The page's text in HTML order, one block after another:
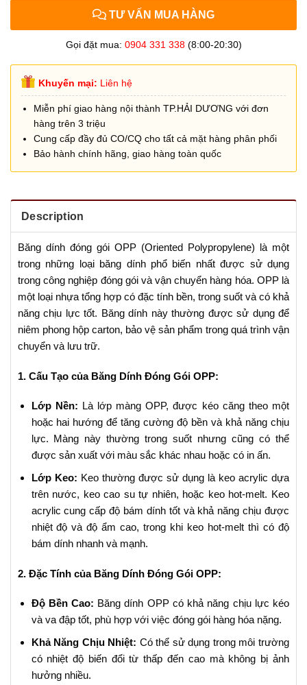
TƯ VẤN MUA HÀNG
Gọi đặt mua: 0904 331 338(8:00-20:30)
Khuyến mại: Liên hệ
Miễn phí giao hàng nội thành TP.HẢI DƯƠNG với đơn
hàng trên 3 triệu
Cung cấp đầy đủ CO/CQ cho tất cả mặt hàng phân phối
Bảo hành chính hãng, giao hàng toàn quốc
Description
Băng dính đóng gói OPP (Oriented Polypropylene) là một
trong những loại băng dính phổ biến nhất được sử dụng
trong công nghiệp đóng gói và vận chuyển hàng hóa. OPP là
một loại nhựa tổng hợp có đặc tính bền, trong suốt và có khả
năng chịu lực tốt. Băng dính này thường được sử dụng để
niêm phong hộp carton, bảo vệ sản phẩm trong quá trình vận
chuyển và lưu trữ.
1. Cấu Tạo của Băng Dính Đóng Gói OPP:
Lớp Nền: Là lớp màng OPP, được kéo căng theo một
hoặc hai hướng để tăng cường độ bền và khả năng chịu
lực. Màng này thường trong suốt nhưng cũng có thể
được sản xuất với màu sắc khác nhau hoặc có in ấn.
Lớp Keo: Keo thường được sử dụng là keo acrylic dựa
trên nước, keo cao su tự nhiên, hoặc keo hot-melt. Keo
acrylic cung cấp độ bám dính tốt và khả năng chịu được
nhiệt độ và độ ẩm cao, trong khi keo hot-melt thì có độ
bám dính nhanh và mạnh.
2. Đặc Tính của Băng Dính Đóng Gói OPP:
Độ Bền Cao: Băng dính OPP có khả năng chịu lực kéo
và va đập tốt, phù hợp với việc đóng gói hàng hóa nặng.
Khả Năng Chịu Nhiệt: Có thể sử dụng trong môi trường
có nhiệt độ biến đổi từ thấp đến cao mà không bị ảnh
hưởng nhiều.